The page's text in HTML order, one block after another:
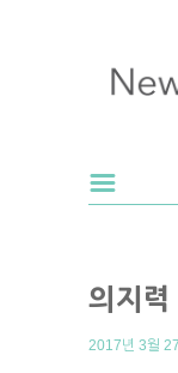
의지
2017년 3월